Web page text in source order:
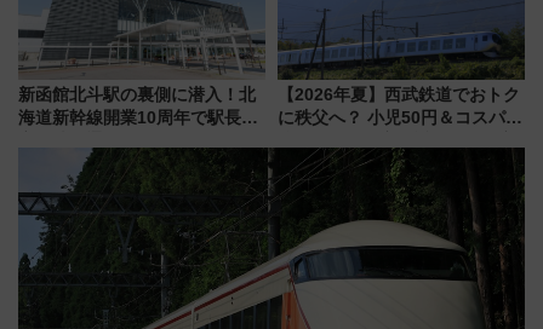
新函館北斗駅の裏側に潜入！北
海道新幹線開業10周年で駅長
ト 参加方法や体験内容を紹介
【2026年夏】西武鉄道でおトク
に秩父へ？ 小児50円＆コスパ最
族旅行！ 深夜の正丸トンネル探
検や特急ラビューも